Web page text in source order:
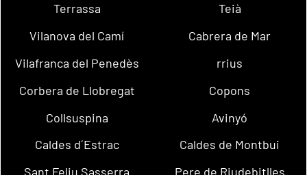
Terrassa
Teià
Vilanova del Camí
Cabrera de Mar
Vilafranca del Penedès
rrius
Corbera de Llobregat
Copons
Collsuspina
Avinyó
Caldes d´Estrac
Caldes de Montbui
Sant Feliu Sasserra
Pere de Riudebitlles